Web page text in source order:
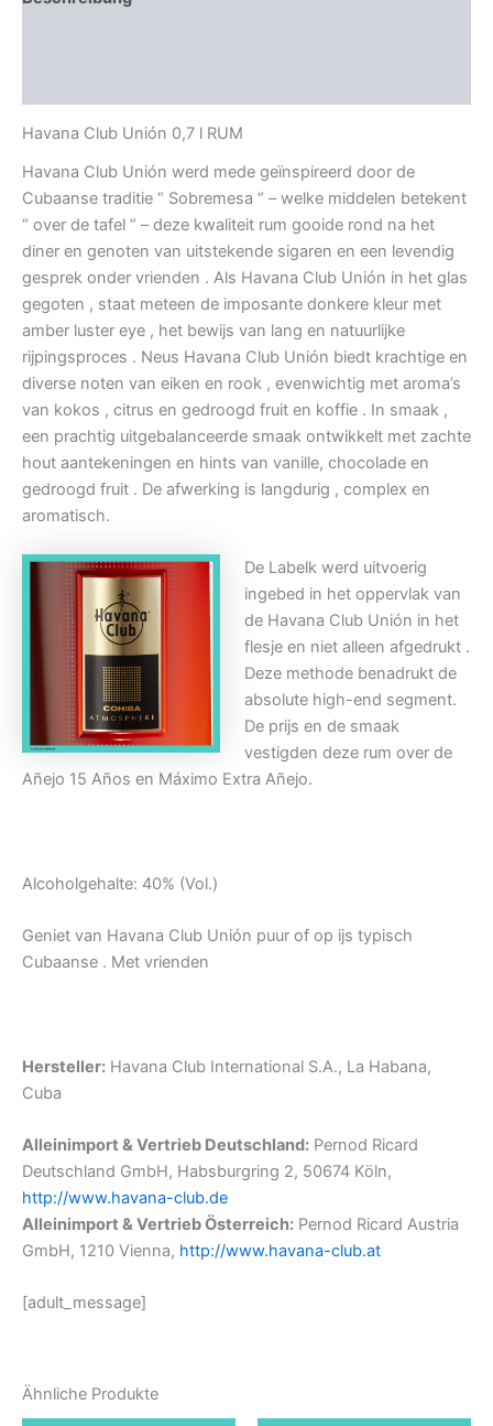
Havana Club Unión 0,7 l RUM
Havana Club Unión werd mede geïnspireerd door de
Cubaanse traditie “ Sobremesa “ – welke middelen betekent
“ over de tafel “ – deze kwaliteit rum gooide rond na het
diner en genoten van uitstekende sigaren en een levendig
gesprek onder vrienden . Als Havana Club Unión in het glas
gegoten , staat meteen de imposante donkere kleur met
amber luster eye , het bewijs van lang en natuurlijke
rijpingsproces . Neus Havana Club Unión biedt krachtige en
diverse noten van eiken en rook , evenwichtig met aroma’s
van kokos , citrus en gedroogd fruit en koffie . In smaak ,
een prachtig uitgebalanceerde smaak ontwikkelt met zachte
hout aantekeningen en hints van vanille, chocolade en
gedroogd fruit . De afwerking is langdurig , complex en
aromatisch.
De Labelk werd uitvoerig
ingebed in het oppervlak van
de Havana Club Unión in het
flesje en niet alleen afgedrukt .
Deze methode benadrukt de
absolute high-end segment.
De prijs en de smaak
vestigden deze rum over de
Añejo 15 Años en Máximo Extra Añejo.
Alcoholgehalte: 40% (Vol.)
Geniet van Havana Club Unión puur of op ijs typisch
Cubaanse . Met vrienden
Hersteller: Havana Club International S.A., La Habana,
Cuba
Alleinimport & Vertrieb Deutschland: Pernod Ricard
Deutschland GmbH, Habsburgring 2, 50674 Köln,
http://www.havana-club.de
Alleinimport & Vertrieb Österreich: Pernod Ricard Austria
GmbH, 1210 Vienna, http://www.havana-club.at
[adult_message]
Ähnliche Produkte